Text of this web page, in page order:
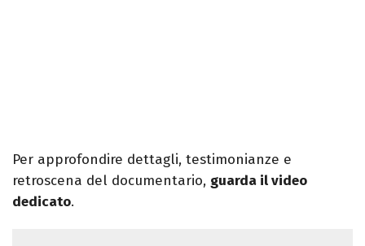
Per approfondire dettagli, testimonianze e
retroscena del documentario, guarda il video
dedicato.